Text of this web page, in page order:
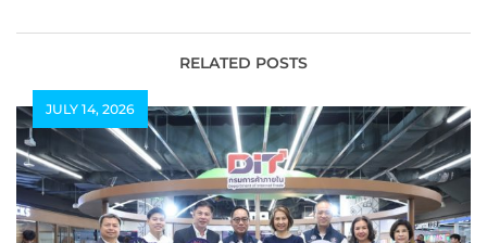
ปรากฏการณ์แห่งน้ำใจ
ระดมทุนสมทบทุนสร้าง
สถาบันมะเร็งแห่งชาติแห่ง
ใหม่
การเข้าพักในเดือน
ธันวาคม รับส่วนลดสูงสุด
RELATED POSTS
JULY 14, 2026